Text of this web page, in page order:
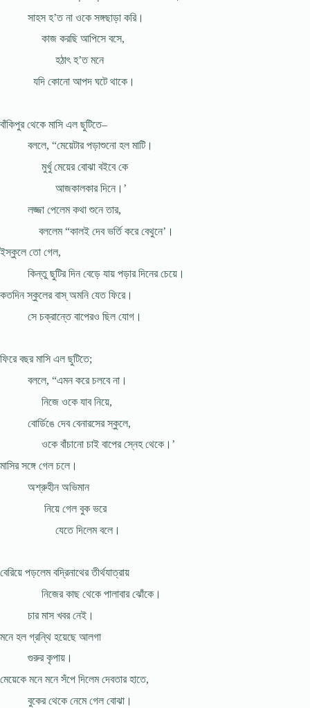
সাহস হ’ত না ওকে সঙ্গছাড়া করি।
কাজ করছি আপিসে বসে,
হঠাৎ হ’ত মনে
যদি কোনো আপদ ঘটে থাকে।
বাঁকিপুর থেকে মাসি এল ছুটিতে–
বললে, “মেয়েটার পড়াশুনো হল মাটি।
মুর্খু মেয়ের বোঝা বইবে কে
আজকালকার দিনে।’
লজ্জা পেলেম কথা শুনে তার,
বললেম “কালই দেব ভর্তি করে বেথুনে’।
ইস্কুলে তো গেল,
কিন্তু ছুটির দিন বেড়ে যায় পড়ার দিনের চেয়ে।
কতদিন স্কুলের বাস্‌ অমনি যেত ফিরে।
সে চক্রান্তে বাপেরও ছিল যোগ।
ফিরে বছর মাসি এল ছুটিতে;
বললে, “এমন করে চলবে না।
নিজে ওকে যাব নিয়ে,
বোর্ডিঙে দেব বেনারসের স্কুলে,
ওকে বাঁচানো চাই বাপের স্নেহ থেকে।’
মাসির সঙ্গে গেল চলে।
অশ্রুহীন অভিমান
নিয়ে গেল বুক ভরে
যেতে দিলেম বলে।
বেরিয়ে পড়লেম বদ্রিনাথের তীর্থযাত্রায়
নিজের কাছ থেকে পালাবার ঝোঁকে।
চার মাস খবর নেই।
মনে হল গ্রন্থি হয়েছে আলগা
গুরুর কৃপায়।
মেয়েকে মনে মনে সঁপে দিলেম দেবতার হাতে,
বুকের থেকে নেমে গেল বোঝা।